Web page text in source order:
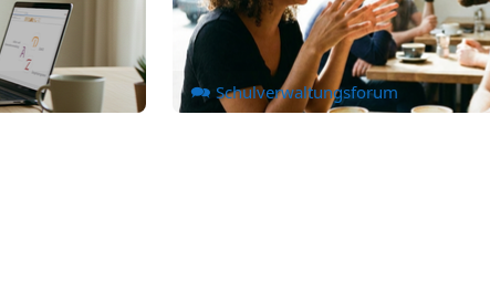
🗪 Schulverwaltungsforum